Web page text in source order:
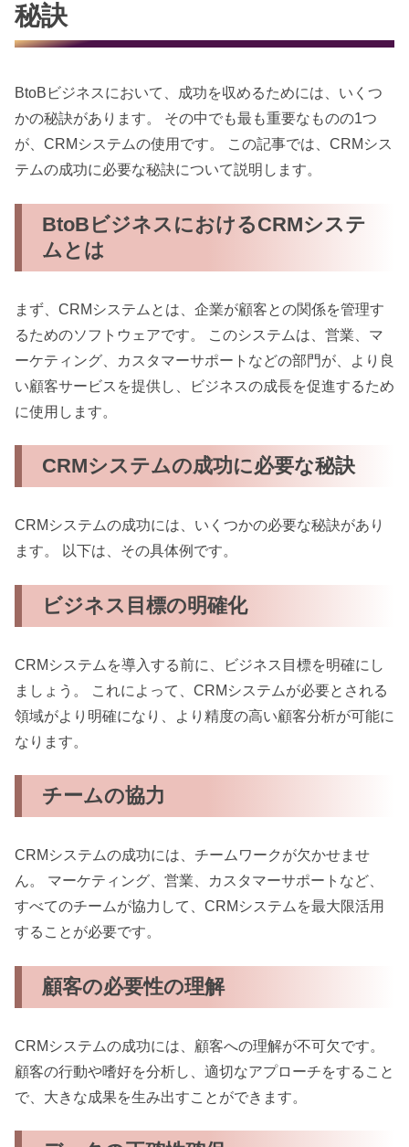
秘訣
BtoBビジネスにおいて、成功を収めるためには、いくつ
かの秘訣があります。 その中でも最も重要なものの1つ
が、CRMシステムの使用です。 この記事では、CRMシス
テムの成功に必要な秘訣について説明します。
BtoBビジネスにおけるCRMシステ
ムとは
まず、CRMシステムとは、企業が顧客との関係を管理す
るためのソフトウェアです。 このシステムは、営業、マ
ーケティング、カスタマーサポートなどの部門が、より良
い顧客サービスを提供し、ビジネスの成長を促進するため
に使用します。
CRMシステムの成功に必要な秘訣
CRMシステムの成功には、いくつかの必要な秘訣があり
ます。 以下は、その具体例です。
ビジネス目標の明確化
CRMシステムを導入する前に、ビジネス目標を明確にし
ましょう。 これによって、CRMシステムが必要とされる
領域がより明確になり、より精度の高い顧客分析が可能に
なります。
チームの協力
CRMシステムの成功には、チームワークが欠かせませ
ん。 マーケティング、営業、カスタマーサポートなど、
すべてのチームが協力して、CRMシステムを最大限活用
することが必要です。
顧客の必要性の理解
CRMシステムの成功には、顧客への理解が不可欠です。
顧客の行動や嗜好を分析し、適切なアプローチをすること
で、大きな成果を生み出すことができます。